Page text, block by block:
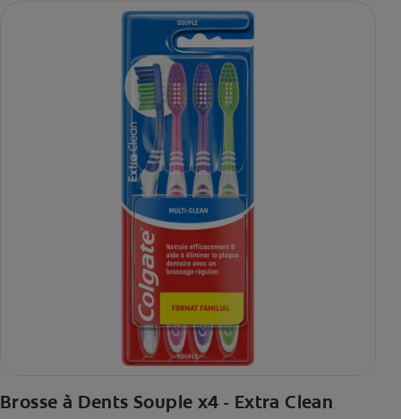
Brosse à Dents Souple x4 - Extra Clean